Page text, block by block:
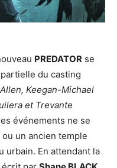
PREDATOR se
du casting
Keegan-Michael
et Trevante
événements ne se
un ancien temple
urbain. En attendant la